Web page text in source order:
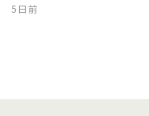
5日前